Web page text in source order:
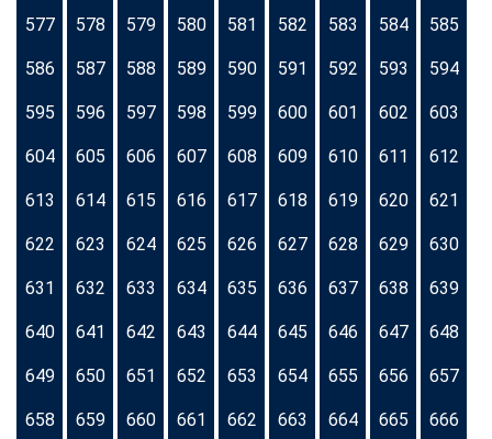
577 578 579 580 581 582 583 584 585
586 587 588 589 590 591 592 593 594
595 596 597 598 599 600 601 602 603
604 605 606 607 608 609 610 611 612
613 614 615 616 617 618 619 620 621
622 623 624 625 626 627 628 629 630
631 632 633 634 635 636 637 638 639
640 641 642 643 644 645 646 647 648
649 650 651 652 653 654 655 656 657
658 659 660 661 662 663 664 665 666